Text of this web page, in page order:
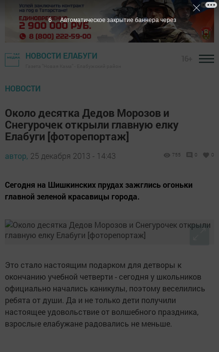
НОВОСТИ ЕЛАБУГИ
НОВОСТИ
Около десятка Дедов Морозов и
Снегурочек открыли главную елку
Елабуги [фоторепортаж]
автор, 25 декабря 2013 - 14:43 755 0 0
Сегодня на Шишкинских прудах зажглись огоньки
главной зеленой красавицы города.
Это стало настоящим подарком для детворы к
окончанию учебной четверти - сегодня у школьников
официально начались каникулы, поэтому веселились
ребята от души. Да и не только дети получили
настоящее удовольствие от волшебного праздника,
взрослые елабужане радовались не меньше.
5 Автоматическое закрытие баннера через